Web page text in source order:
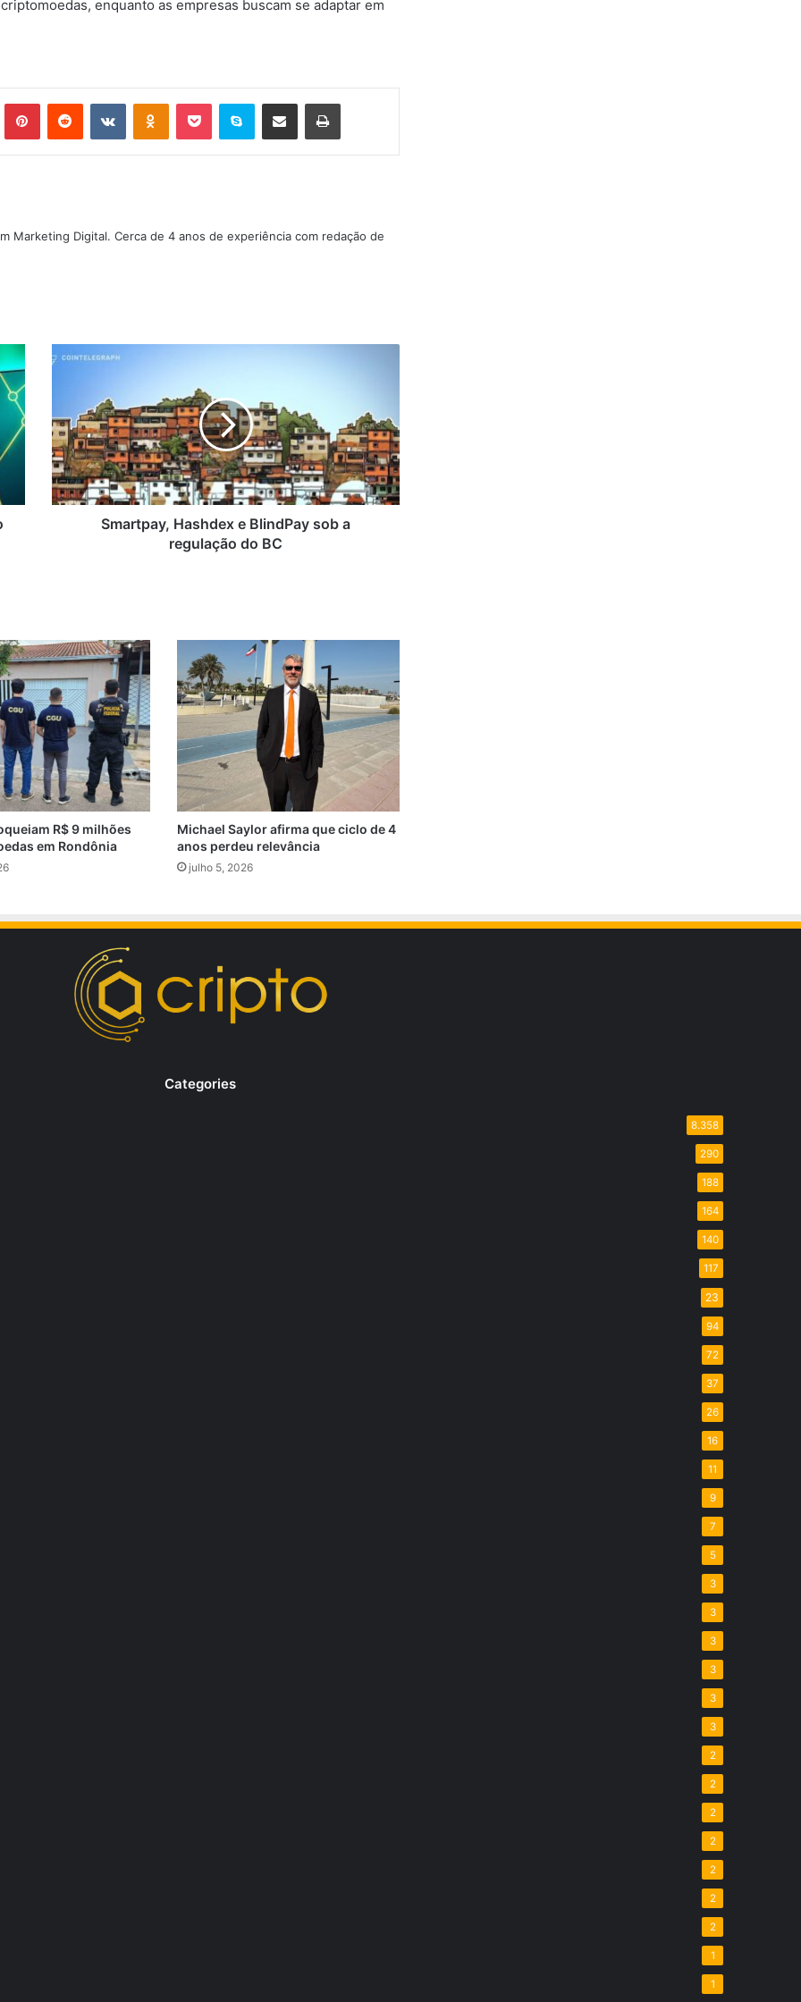
enquanto as empresas buscam se adaptar em
PinterestReddit VK OK Pocket Skype Compartilhar via e-mail Imprimir
Marketing Digital. Cerca de 4 anos de experiência com redação de
Smartpay,
BlindPay
sob
a
regulação
do
BC
Smartpay, Hashdex e BlindPay sob a
regulação do BC
R$ 9 milhões
em Rondônia
Michael Saylor afirma que ciclo de 4
anos perdeu relevância
julho 5, 2026
Categories
8.358
290
188
164
140
117
23
94
72
37
26
16
11
9
7
5
3
3
3
3
3
3
2
2
2
2
2
2
2
1
1